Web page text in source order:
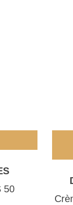
50